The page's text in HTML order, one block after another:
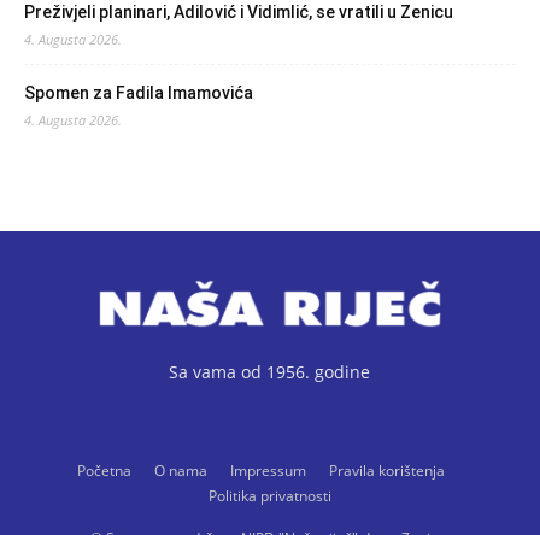
Preživjeli planinari, Adilović i Vidimlić, se vratili u Zenicu
4. Augusta 2026.
Spomen za Fadila Imamovića
4. Augusta 2026.
Sa vama od 1956. godine
Početna O nama Impressum
Pravila korištenja
Politika privatnosti